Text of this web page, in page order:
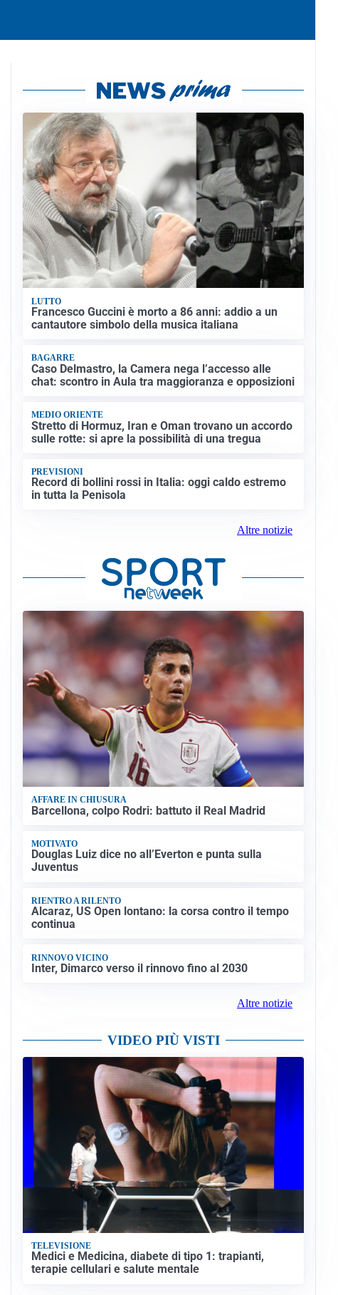
LUTTO
Francesco Guccini è morto a 86 anni: addio a un
cantautore simbolo della musica italiana
BAGARRE
Caso Delmastro, la Camera nega l’accesso alle
chat: scontro in Aula tra maggioranza e opposizioni
MEDIO ORIENTE
Stretto di Hormuz, Iran e Oman trovano un accordo
sulle rotte: si apre la possibilità di una tregua
PREVISIONI
Record di bollini rossi in Italia: oggi caldo estremo
in tutta la Penisola
Altre notizie
AFFARE IN CHIUSURA
Barcellona, colpo Rodri: battuto il Real Madrid
MOTIVATO
Douglas Luiz dice no all’Everton e punta sulla
Juventus
RIENTRO A RILENTO
Alcaraz, US Open lontano: la corsa contro il tempo
continua
RINNOVO VICINO
Inter, Dimarco verso il rinnovo fino al 2030
Altre notizie
VIDEO PIÙ VISTI
TELEVISIONE
Medici e Medicina, diabete di tipo 1: trapianti,
terapie cellulari e salute mentale